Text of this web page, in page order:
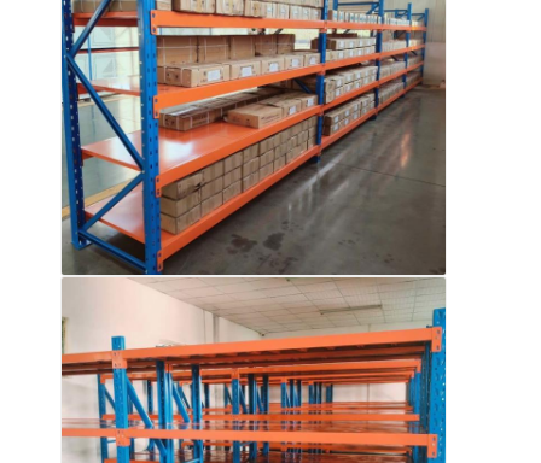
ชั้นวางจอแสดงผลซุปเปอร์มาร์เก็ต
คานเท้าแขนที่ดึง
ผลักดันการดึงกลับ
ขับในที่ดึง
แร็คกระสวยวิทยุ
ทางเดินแคบมาก
ชั้นวางชั้นลอย
แพลตฟอร์มโครงสร้างเหล็ก
พาเลทพลาสติก HDPE